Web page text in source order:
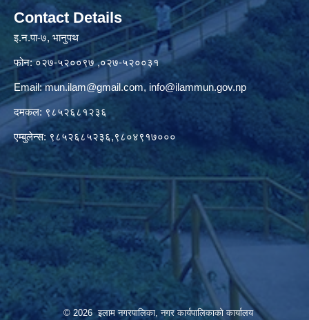
Contact Details
इ.न.पा-७, भानुपथ
फोन: ०२७-५२००९७ ,०२७-५२००३१
Email:mun.ilam@gmail.com, info@ilammun.gov.np
दमकल: ९८५२६८१२३६
एम्बुलेन्स: ९८५२६८५२३६,९८०४९१७०००
© 2026 इलाम नगरपालिका, नगर कार्यपालिकाको कार्यालय